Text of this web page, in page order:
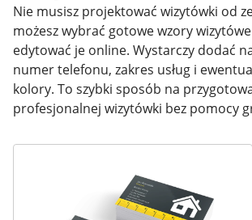
Nie musisz projektować wizytówki od
możesz wybrać gotowe wzory
edytować je online. Wystarczy dodać
numer telefonu, zakres usług i
kolory. To szybki sposób na
profesjonalnej wizytówki bez pomocy